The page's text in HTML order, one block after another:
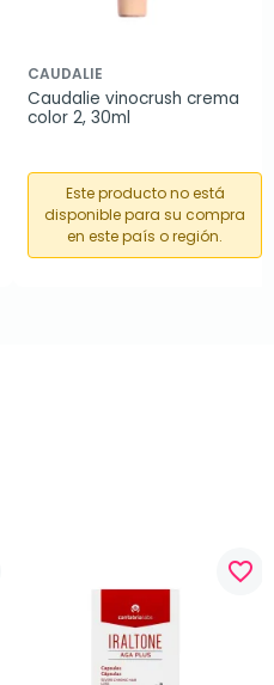
CAUDALIE
Caudalie vinocrush crema
color 2, 30ml
Este producto no está
disponible para su compra
en este país o región.
favorite_border